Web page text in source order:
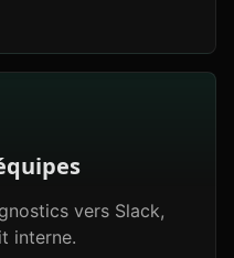
vers Slack,
interne.